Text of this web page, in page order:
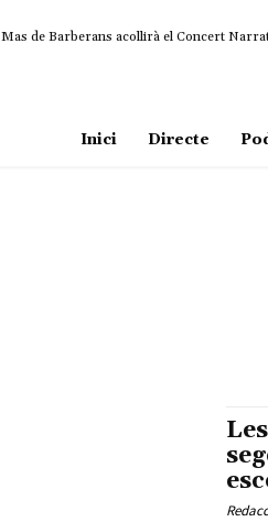
Mas de Barberans acollirà el Concert
Inici Directe